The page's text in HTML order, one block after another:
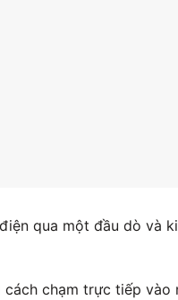
qua một đầu dò và
chạm trực tiếp vào